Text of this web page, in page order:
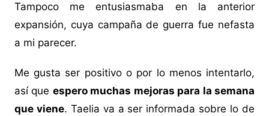
Tampoco me entusiasmaba en la anterior
expansión, cuya campaña de guerra fue nefasta
a mi parecer.
Me gusta ser positivo o por lo menos intentarlo,
así que espero muchas mejoras para la semana
que viene. Taelia va a ser informada sobre lo de